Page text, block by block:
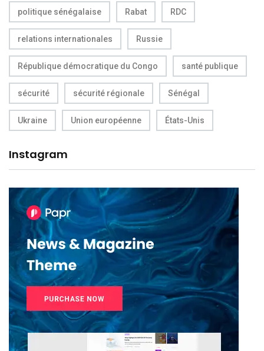
politique sénégalaise Rabat RDC
relations internationales Russie
République démocratique du Congo santé publique
sécurité sécurité régionale Sénégal
Ukraine Union européenne États-Unis
Instagram